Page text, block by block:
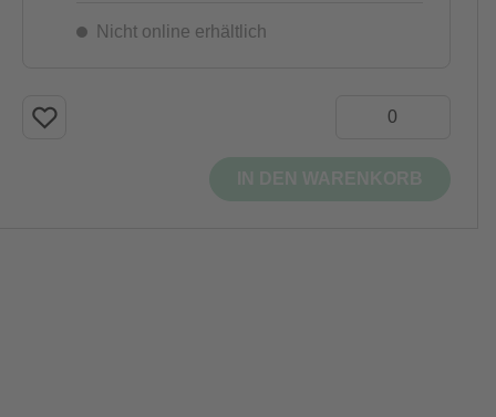
Nicht online erhältlich